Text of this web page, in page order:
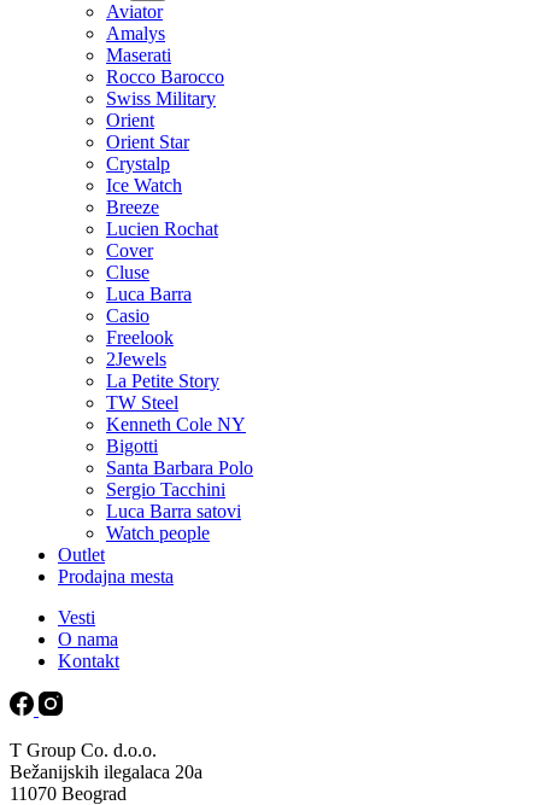
Aviator
Amalys
Maserati
Rocco Barocco
Swiss Military
Orient
Orient Star
Crystalp
Ice Watch
Breeze
Lucien Rochat
Cover
Cluse
Luca Barra
Casio
Freelook
2Jewels
La Petite Story
TW Steel
Kenneth Cole NY
Bigotti
Santa Barbara Polo
Sergio Tacchini
Luca Barra satovi
Watch people
Outlet
Prodajna mesta
Vesti
O nama
Kontakt
T Group Co. d.o.o.
Bežanijskih ilegalaca 20a
11070 Beograd